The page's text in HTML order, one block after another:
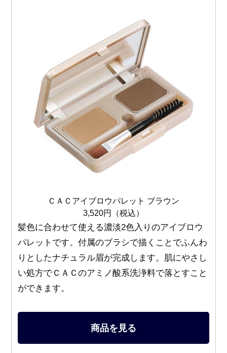
ＣＡＣアイブロウパレット ブラウン
3,520円（税込）
髪色に合わせて使える濃淡2色入りのアイブロウ
パレットです。付属のブラシで描くことでふんわ
りとしたナチュラル眉が完成します。肌にやさし
い処方でＣＡＣのアミノ酸系洗浄料で落とすこと
ができます。
商品を見る